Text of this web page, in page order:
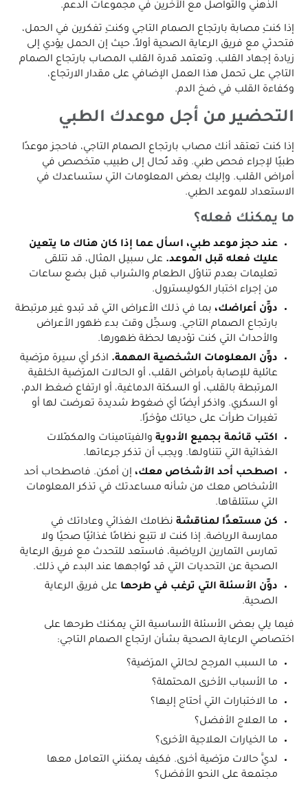
الذهني والتواصل مع الآخرين في مجموعات الدعم.
إذا كنتِ مصابة بارتجاع الصمام التاجي وكنتِ تفكرين في الحمل،
فتحدثي مع فريق الرعاية الصحية أولاً، حيث إن الحمل يؤدي إلى
زيادة إجهاد القلب. وتعتمد قدرة القلب المصاب بارتجاع الصمام
التاجي على تحمل هذا العمل الإضافي على مقدار الارتجاع،
وكفاءة القلب في ضخ الدم.
التحضير من أجل موعدك الطبي
إذا كنت تعتقد أنك مصاب بارتجاع الصمام التاجي، فاحجز موعدًا
طبيًا لإجراء فحص طبي. وقد تُحال إلى طبيب متخصص في
أمراض القلب. وإليك بعض المعلومات التي ستساعدك في
الاستعداد للموعد الطبي.
ما يمكنك فعله؟
عند حجز موعد طبي، اسأل عما إذا كان هناك ما يتعين
عليك فعله قبل الموعد. على سبيل المثال، قد تتلقى
تعليمات بعدم تناوُل الطعام والشراب قبل بضع ساعات
من إجراء اختبار الكوليسترول.
دوِّن أعراضك، بما في ذلك الأعراض التي قد تبدو غير مرتبطة
بارتجاع الصمام التاجي. وسجِّل وقت بدء ظهور الأعراض
والأحداث التي كنت تؤديها لحظة ظهورها.
دوِّن المعلومات الشخصية المهمة. اذكر أي سيرة مرَضية
عائلية للإصابة بأمراض القلب، أو الحالات المرَضية الخلقية
المرتبطة بالقلب، أو السكتة الدماغية، أو ارتفاع ضغط الدم،
أو السكري. واذكر أيضًا أي ضغوط شديدة تعرضت لها أو
تغيرات طرأت على حياتك مؤخرًا.
اكتب قائمة بجميع الأدوية والفيتامينات والمكمّلات
الغذائية التي تتناولها. ويجب أن تذكر جرعاتها.
اصطحب أحد الأشخاص معك، إن أمكن. فاصطحاب أحد
الأشخاص معك من شأنه مساعدتك في تذكر المعلومات
التي ستتلقاها.
كن مستعدًا لمناقشة نظامك الغذائي وعاداتك في
ممارسة الرياضة. إذا كنت لا تتبع نظامًا غذائيًا صحيًا ولا
تمارس التمارين الرياضية، فاستعد للتحدث مع فريق الرعاية
الصحية عن التحديات التي قد تُواجهها عند البدء في ذلك.
دوِّن الأسئلة التي ترغب في طرحها على فريق الرعاية
الصحية.
فيما يلي بعض الأسئلة الأساسية التي يمكنك طرحها على
اختصاصي الرعاية الصحية بشأن ارتجاع الصمام التاجي:
ما السبب المرجح لحالتي المرَضية؟
ما الأسباب الأخرى المحتملة؟
ما الاختبارات التي أحتاج إليها؟
ما العلاج الأفضل؟
ما الخيارات العلاجية الأخرى؟
لديَّ حالات مرَضية أخرى. فكيف يمكنني التعامل معها
مجتمعة على النحو الأفضل؟